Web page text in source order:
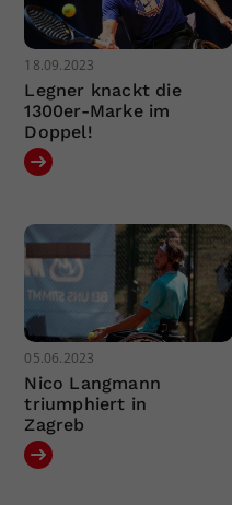
18.09.2023
Legner knackt die
1300er-Marke im
Doppel!
05.06.2023
Nico Langmann
triumphiert in
Zagreb